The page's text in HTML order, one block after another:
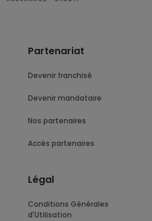
Partenariat
Devenir franchisé
Devenir mandataire
Nos partenaires
Accès partenaires
Légal
Conditions Générales
d'Utilisation